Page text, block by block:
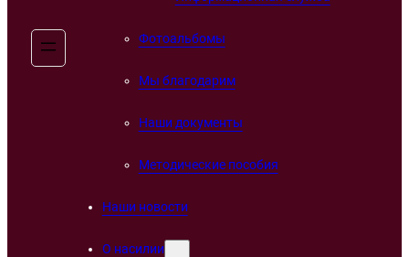
Фотоальбомы
Мы благодарим
Наши документы
Методические пособия
Наши новости
О насилии